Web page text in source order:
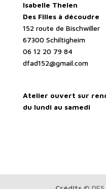
Isabelle Thelen
Des Filles à découdre
152 route de Bischwiller
67300 Schiltigheim
06 12 20 79 84
dfad152@gmail.com
Atelier ouvert sur
du lundi au samedi